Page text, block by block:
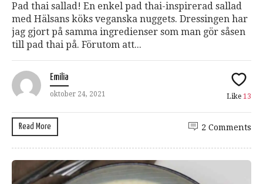
Pad thai sallad! En enkel pad thai-inspirerad sallad
med Hälsans köks veganska nuggets. Dressingen har
jag gjort på samma ingredienser som man gör såsen
till pad thai på. Förutom att...
Emilia
oktober 24, 2021 Like 13
Read More 2 Comments